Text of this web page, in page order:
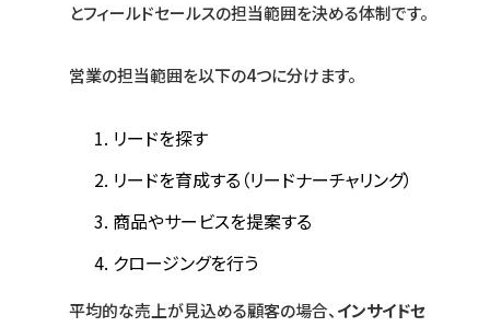
とフィールドセールスの担当範囲を決める体制です。
営業の担当範囲を以下の4つに分けます。
リードを探す
リードを育成する（リードナーチャリング）
商品やサービスを提案する
クロージングを行う
平均的な売上が見込める顧客の場合、インサイドセ